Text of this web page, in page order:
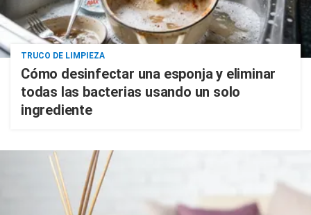
TRUCO DE LIMPIEZA
Cómo desinfectar una esponja y eliminar
todas las bacterias usando un solo
ingrediente